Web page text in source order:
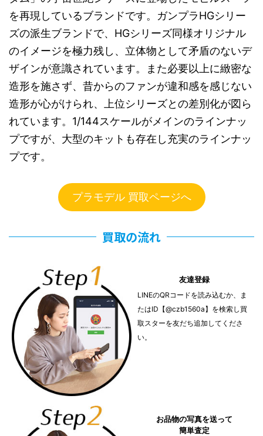
を再現しているブランドです。ガンプラHGシリー
ズの派生ブランドで、HGシリーズ同様オリジナル
のイメージを極力残し、立体物として矛盾のないデ
ザインが意識されています。また必要以上に緻密な
造形を施さず、昔からのファンが違和感を感じない
造形が心がけられ、上位シリーズとの差別化が図ら
れています。1/144スケールがメインのラインナッ
プですが、大型のキットも存在し充実のラインナッ
プです。
プラモデル 買取ページへ
買取の流れ
友達登録
LINEのQRコードを読み込むか、ま
たはID【@czb1560a】を検索し買
取スターを友だち追加してくださ
い。
お品物の写真を送って
簡単査定